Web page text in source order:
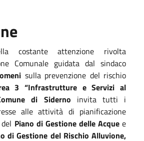
costante attenzione rivolta
Comunale guidata dal sindaco
sulla prevenzione del rischio
3 “Infrastrutture e Servizi al
di Siderno invita tutti i
alle attività di pianificazione
Piano di Gestione delle Acquee
di Gestione del Rischio Alluvione,